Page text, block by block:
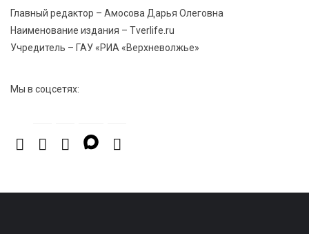
появится новая беговая трасса для
профессиональных спортсменов
заслуги тренеров и атлетов
Главный редактор – Амосова Дарья Олеговна
Наименование издания – Tverlife.ru
Учредитель – ГАУ «РИА «Верхневолжье»
Мы в соцсетях: